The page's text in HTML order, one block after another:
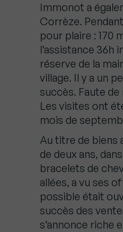
Immonot a
Corrèze.
pour plaire : 170
l’assistance 36h
réserve de la
village. Il y a un
succès. Faute de
Les visites ont
mois de
Au titre de biens
de deux ans,
bracelets de
allées, a vu ses
possible était
succès des
s’annonce riche